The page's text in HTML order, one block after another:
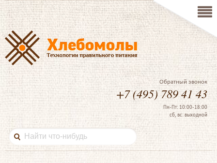
Обратный звонок
+7 (495) 789 41 43
Пн-Пт: 10:00-18:00
сб, вс: выходной